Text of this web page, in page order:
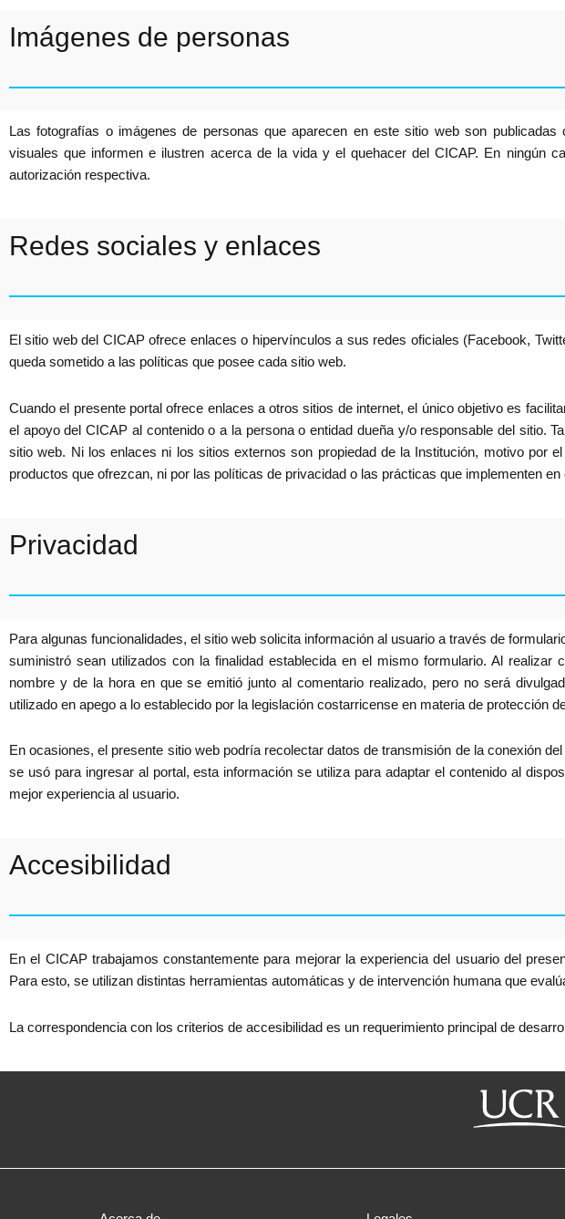
Imágenes de personas
Las fotografías o imágenes de personas que aparecen en este sitio web son
visuales que informen e ilustren acerca de la vida y el quehacer del CICAP. En ningún
autorización respectiva.
Redes sociales y enlaces
El sitio web del CICAP ofrece enlaces o hipervínculos a sus redes oficiales (Facebook,
queda sometido a las políticas que posee cada sitio web.
Cuando el presente portal ofrece enlaces a otros sitios de internet, el único objetivo es
el apoyo del CICAP al contenido o a la persona o entidad dueña y/o responsable del sitio.
sitio web. Ni los enlaces ni los sitios externos son propiedad de la Institución, motivo por
productos que ofrezcan, ni por las políticas de privacidad o las prácticas que implementen
Privacidad
Para algunas funcionalidades, el sitio web solicita información al usuario a través de
suministró sean utilizados con la finalidad establecida en el mismo formulario. Al
nombre y de la hora en que se emitió junto al comentario realizado, pero no será
utilizado en apego a lo establecido por la legislación costarricense en materia de protección
En ocasiones, el presente sitio web podría recolectar datos de transmisión de la conexión
se usó para ingresar al portal, esta información se utiliza para adaptar el contenido al
mejor experiencia al usuario.
Accesibilidad
En el CICAP trabajamos constantemente para mejorar la experiencia del usuario del
Para esto, se utilizan distintas herramientas automáticas y de intervención humana que
La correspondencia con los criterios de accesibilidad es un requerimiento principal de